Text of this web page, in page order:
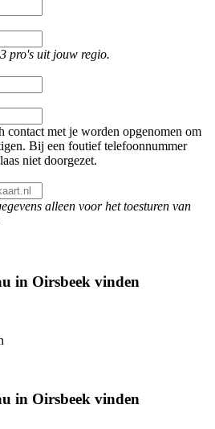
pro's uit jouw regio.
contact met je worden opgenomen om
Bij een foutief telefoonnummer
niet doorgezet.
alleen voor het toesturen van
in Oirsbeek vinden
in Oirsbeek vinden